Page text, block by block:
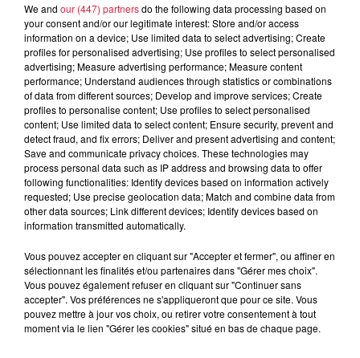
Lieu
L'Ecomusée d'Alsace -
UNGERSHEIM (68)
Organisateur
https://www.ecomusee.alsace/fr/
noel-hier-aujourd-hui
Tarif Gratuit
We and our (447) partnersdo the following data processing based on
your consent and/or our legitimate interest: Store and/or access
information on a device; Use limited data to select advertising; Create
profiles for personalised advertising; Use profiles to select personalised
advertising; Measure advertising performance; Measure content
performance; Understand audiences through statistics or combinations
of data from different sources; Develop and improve services; Create
profiles to personalise content; Use profiles to select personalised
content; Use limited data to select content; Ensure security, prevent and
detect fraud, and fix errors; Deliver and present advertising and content;
Save and communicate privacy choices. These technologies may
process personal data such as IP address and browsing data to offer
following functionalities: Identify devices based on information actively
requested; Use precise geolocation data; Match and combine data from
other data sources; Link different devices; Identify devices based on
information transmitted automatically.
Vous pouvez accepter en cliquant sur "Accepter et fermer", ou affiner en
sélectionnant les finalités et/ou partenaires dans "Gérer mes choix".
Vous pouvez également refuser en cliquant sur "Continuer sans
accepter". Vos préférences ne s'appliqueront que pour ce site. Vous
pouvez mettre à jour vos choix, ou retirer votre consentement à tout
moment via le lien "Gérer les cookies" situé en bas de chaque page.